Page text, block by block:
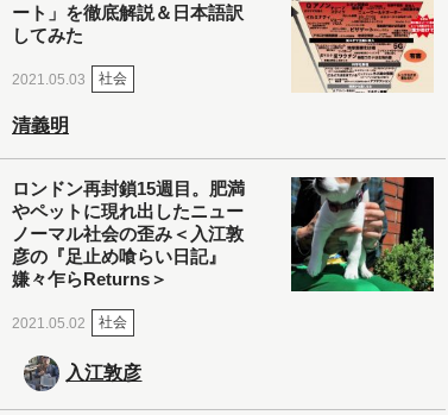
ート」を徹底解説＆日本語訳
してみた
2021.05.03 社会
清義明
ロンドン再封鎖15週目。肥満
やペットに現れ出したニュー
ノーマル社会の歪み＜入江敦
彦の『足止め喰らい日記』
嫌々乍らReturns＞
2021.05.02 社会
入江敦彦